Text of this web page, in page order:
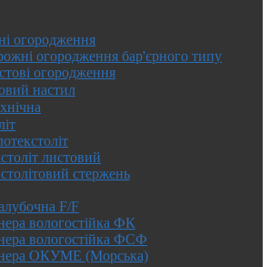
огородження
огородження бар'єрного типу
огородження
настил
листовий
стержень
F/F
вологостійка ФК
вологостійка ФСФ
ОКУМЕ (Морська)